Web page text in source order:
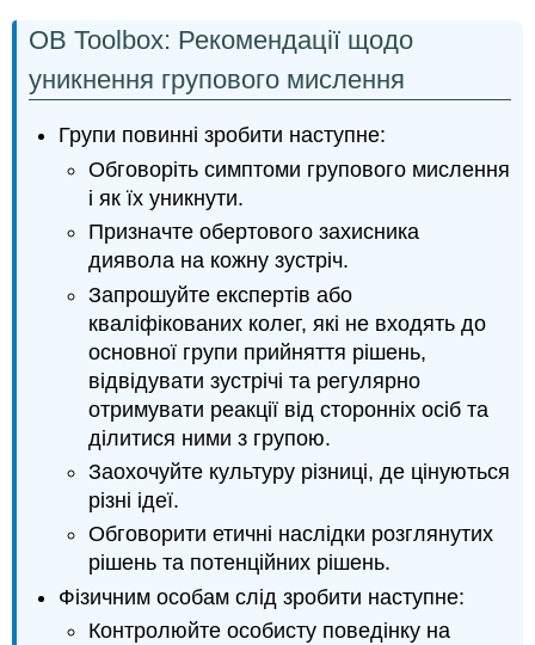
OB Toolbox: Рекомендації щодо
уникнення групового мислення
Групи повинні зробити наступне:
Обговоріть симптоми групового мислення
і як їх уникнути.
Призначте обертового захисника
диявола на кожну зустріч.
Запрошуйте експертів або
кваліфікованих колег, які не входять до
основної групи прийняття рішень,
відвідувати зустрічі та регулярно
отримувати реакції від сторонніх осіб та
ділитися ними з групою.
Заохочуйте культуру різниці, де цінуються
різні ідеї.
Обговорити етичні наслідки розглянутих
рішень та потенційних рішень.
Фізичним особам слід зробити наступне:
Контролюйте особисту поведінку на